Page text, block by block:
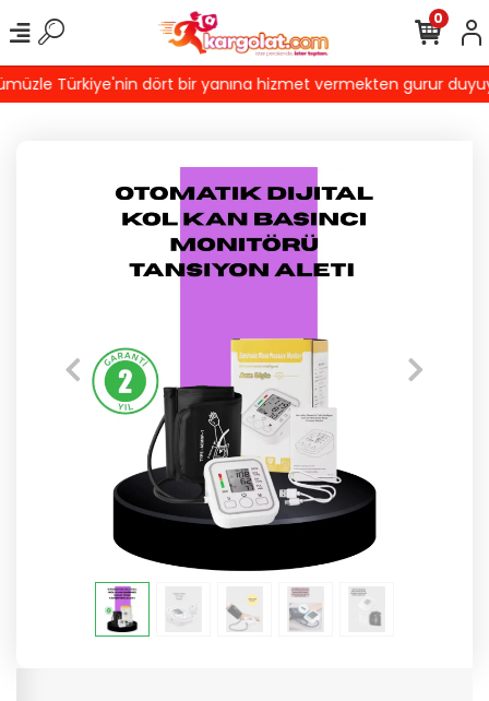
Türkiye'nin dört bir yanına hizmet vermekten gurur
0